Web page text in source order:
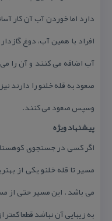
دارد اما خوردن آب آن كار
افراد با همین آب، دوغ
آب اضافه می كنند و آن را
صعود به قله خلنو را دارند
وسپس صعود می كنند.
پیشنهاد ویژه
اگر كسی در جستجوی
مسیر تا قله خلنو یكی از
می باشد . این مسیر حتی از
به زیبایی آن نباشد قطعا